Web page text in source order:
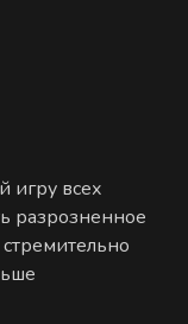
игру всех
разрозненное